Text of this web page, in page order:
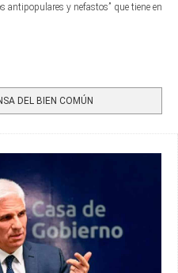
antipopulares y nefastos” que tiene en
DEL BIEN COMÚN